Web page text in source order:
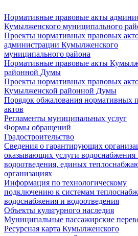
Нормативные правовые акты
Кумылженского муниципального
Проекты нормативных правовых
администрации Кумылженского
муниципального района
Нормативные правовые акты
районной Думы
Проекты нормативных правовых
Кумылженской районной Думы
Порядок обжалования нормативных
актов
Регламенты муниципальных услуг
Формы обращений
Градостроительство
Сведения о гарантирующих
оказывающих услуги водоснабжения
водоотведения, единых
организациях
Информация по технологическому
подключению к системам
водоснабжения и водоотведения
Объекты культурного наследия
Муниципальные пассажирские
Ресурсная карта Кумылженского